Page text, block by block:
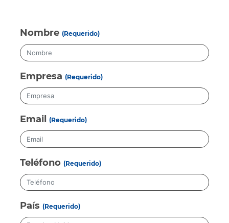
Nombre (Requerido)
Empresa (Requerido)
Email (Requerido)
Teléfono (Requerido)
País (Requerido)